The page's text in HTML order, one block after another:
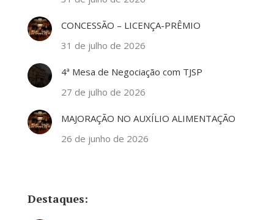
CONCESSÃO – LICENÇA-PRÊMIO
31 de julho de 2026
4ª Mesa de Negociação com TJSP
27 de julho de 2026
MAJORAÇÃO NO AUXÍLIO ALIMENTAÇÃO
26 de junho de 2026
Destaques: